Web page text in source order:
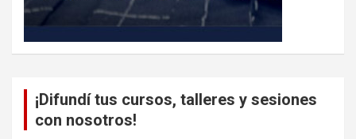
¡Difundí tus cursos, talleres y sesiones
con nosotros!